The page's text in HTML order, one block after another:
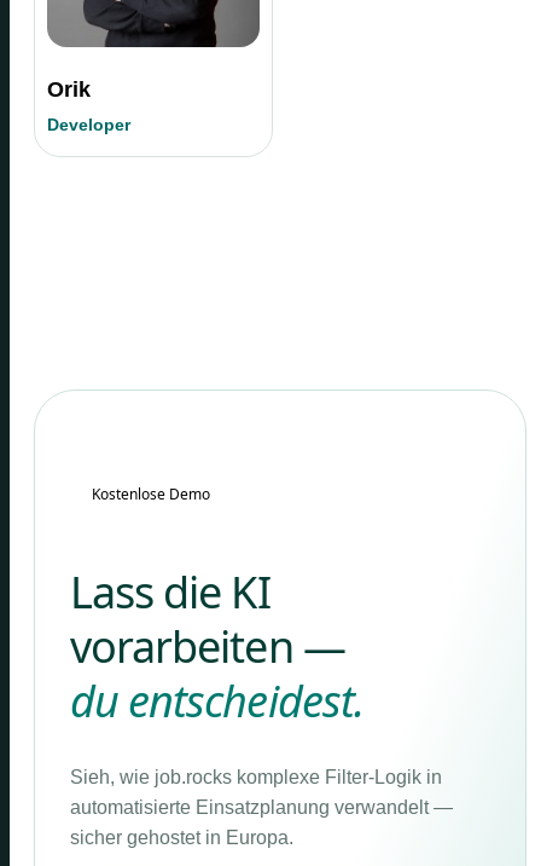
Orik
Developer
Kostenlose Demo
Lass die KI
vorarbeiten —
du entscheidest.
Sieh, wie job.rocks komplexe Filter-Logik in
automatisierte Einsatzplanung verwandelt —
sicher gehostet in Europa.